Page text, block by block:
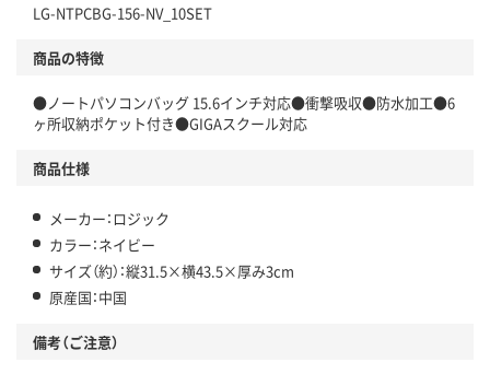
LG-NTPCBG-156-NV_10SET
商品の特徴
●ノートパソコンバッグ 15.6インチ対応●衝撃吸収●防水加工●6
ヶ所収納ポケット付き●GIGAスクール対応
商品仕様
メーカー：ロジック
カラー：ネイビー
サイズ（約）：縦31.5×横43.5×厚み3cm
原産国：中国
備考（ご注意）